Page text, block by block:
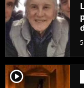
player2